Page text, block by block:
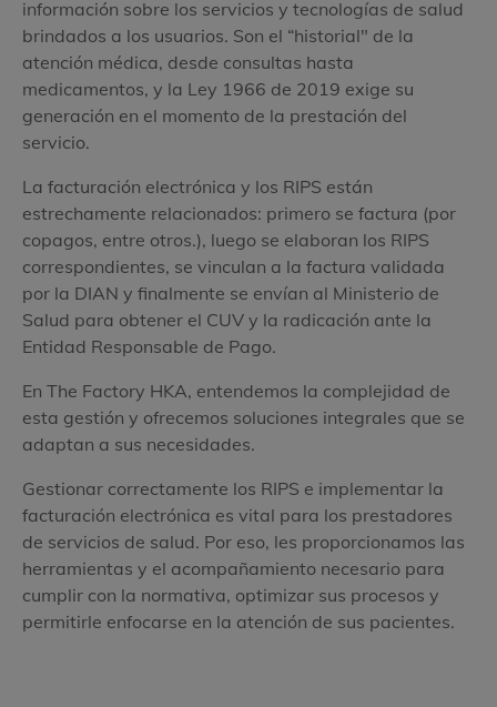
información sobre los servicios y tecnologías de salud
brindados a los usuarios. Son el “historial" de la
atención médica, desde consultas hasta
medicamentos, y la Ley 1966 de 2019 exige su
generación en el momento de la prestación del
servicio.
La facturación electrónica y los RIPS están
estrechamente relacionados: primero se factura (por
copagos, entre otros.), luego se elaboran los RIPS
correspondientes, se vinculan a la factura validada
por la DIAN y finalmente se envían al Ministerio de
Salud para obtener el CUV y la radicación ante la
Entidad Responsable de Pago.
En The Factory HKA, entendemos la complejidad de
esta gestión y ofrecemos soluciones integrales que se
adaptan a sus necesidades.
Gestionar correctamente los RIPS e implementar la
facturación electrónica es vital para los prestadores
de servicios de salud. Por eso, les proporcionamos las
herramientas y el acompañamiento necesario para
cumplir con la normativa, optimizar sus procesos y
permitirle enfocarse en la atención de sus pacientes.